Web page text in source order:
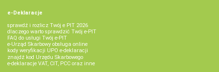
e-Deklaracje
sprawdź i rozlicz Twój e PIT 2026
dlaczego warto sprawdzić Twój e-PIT
FAQ do usługi Twój e-PIT
e-Urząd Skarbowy obsługa online
kody weryfikacji UPO e-deklaracji
znajdź kod Urzędu Skarbowego
e-deklaracje VAT, CIT, PCC oraz inne